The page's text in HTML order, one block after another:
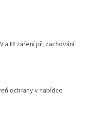
a IR záření při zachování
ochrany v nabídce